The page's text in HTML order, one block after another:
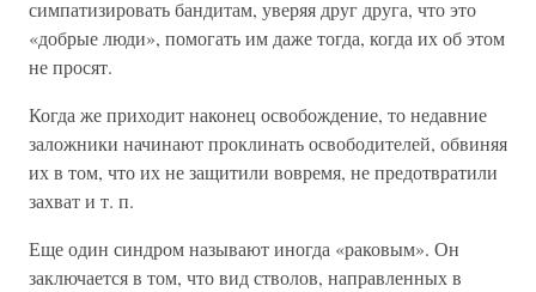
симпатизировать бандитам, уверяя друг друга, что это
«добрые люди», помогать им даже тогда, когда их об этом
не просят.
Когда же приходит наконец освобождение, то недавние
заложники начинают проклинать освободителей, обвиняя
их в том, что их не защитили вовремя, не предотвратили
захват и т. п.
Еще один синдром называют иногда «раковым». Он
заключается в том, что вид стволов, направленных в